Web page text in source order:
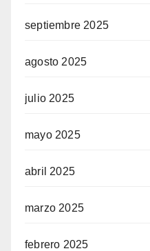
septiembre 2025
agosto 2025
julio 2025
mayo 2025
abril 2025
marzo 2025
febrero 2025